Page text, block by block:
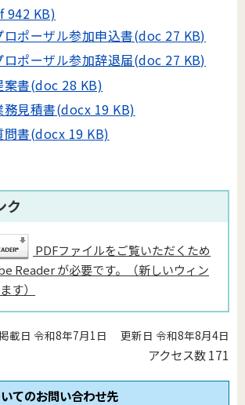
942 KB)
ロポーザル参加申込書(doc 27 KB)
ロポーザル参加辞退届(doc 27 KB)
案書(doc 28 KB)
務見積書(docx 19 KB)
問書(docx 19 KB)
ク
PDFファイルをご覧いただくため
Reader が必要です。（新しいウィン
す）
載日 令和8年7月1日 更新日 令和8年8月4日
アクセス数171
てのお問い合わせ先